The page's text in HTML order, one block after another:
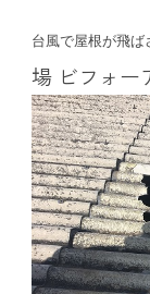
台風で屋根が飛ば
場 ビフォー